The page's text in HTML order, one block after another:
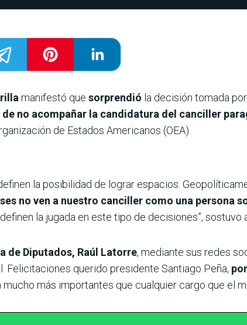
manifestó que sorprendió la decisión tomada
de no acompañar la candidatura del canciller
de Estados Americanos (OEA).
la posibilidad de lograr espacios.
no ven a nuestro canciller como una persona
la jugada en este tipo de decisiones”, sostuvo
de Diputados, Raúl Latorre, mediante sus redes
Felicitaciones querido presidente Santiago Peña,
mucho más importantes que cualquier cargo que el